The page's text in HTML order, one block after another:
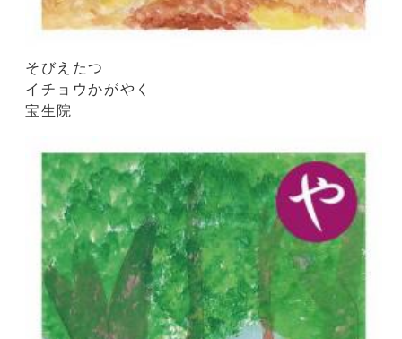
そびえたつ
イチョウかがやく
宝生院